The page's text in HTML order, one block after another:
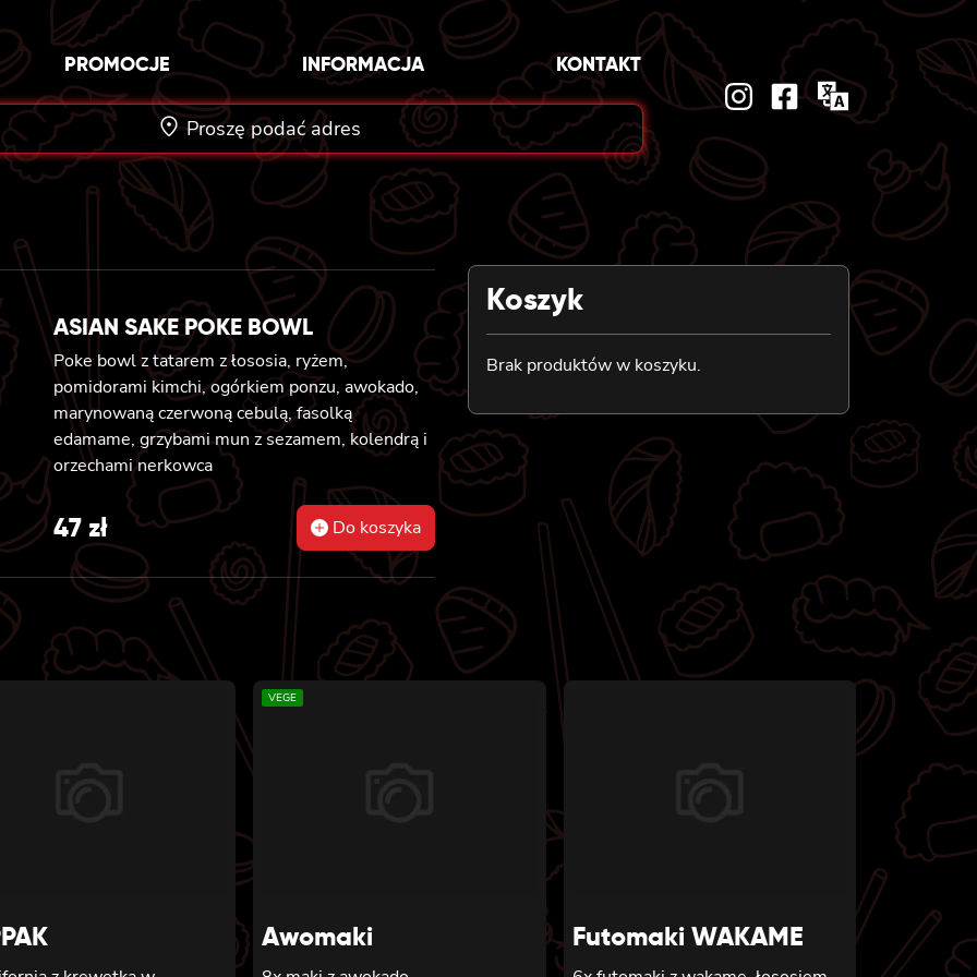
PROMOCJE INFORMACJA KONTAKT
Proszę podać adres
ASIAN SAKE POKE BOWL
Poke bowl z tatarem z łososia, ryżem,
pomidorami kimchi, ogórkiem ponzu, awokado,
marynowaną czerwoną cebulą, fasolką
edamame, grzybami mun z sezamem, kolendrą i
orzechami nerkowca
47 zł Do koszyka
Koszyk
Brak produktów w koszyku.
VEGE
Awomaki Futomaki WAKAME